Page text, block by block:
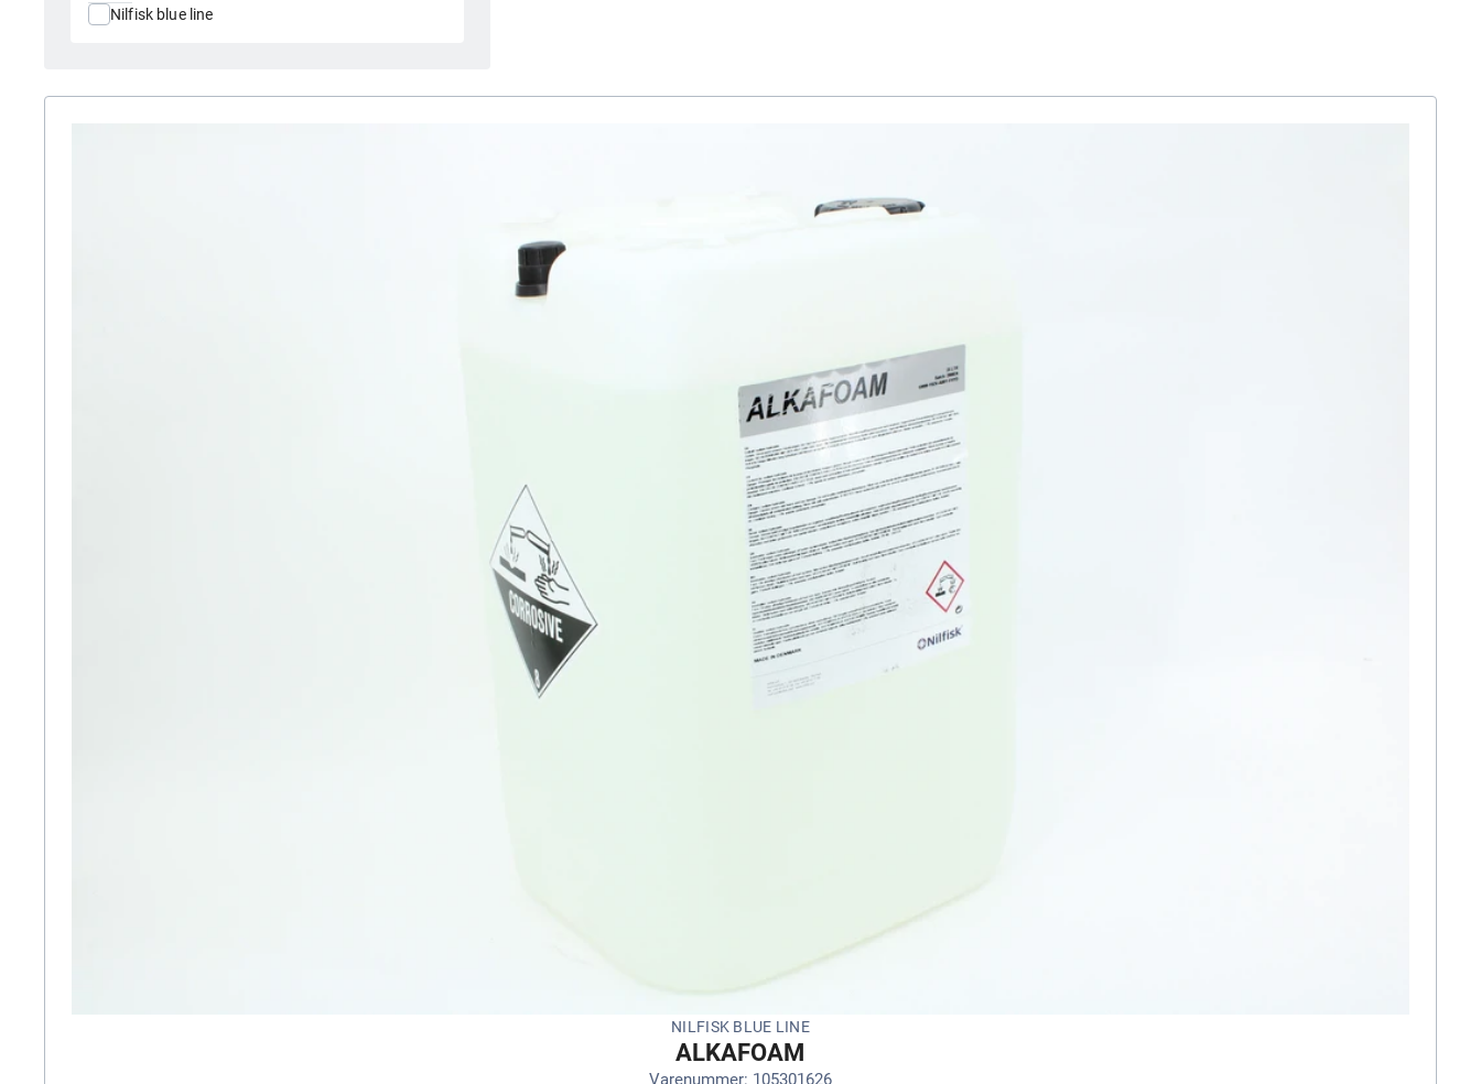
Nilfisk blue line
NILFISK BLUE LINE
ALKAFOAM
Varenummer: 105301626